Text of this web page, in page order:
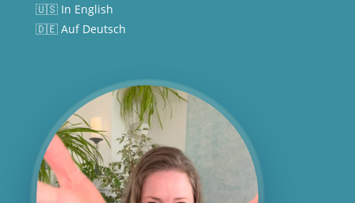
🇺🇸 In English
🇩🇪 Auf Deutsch